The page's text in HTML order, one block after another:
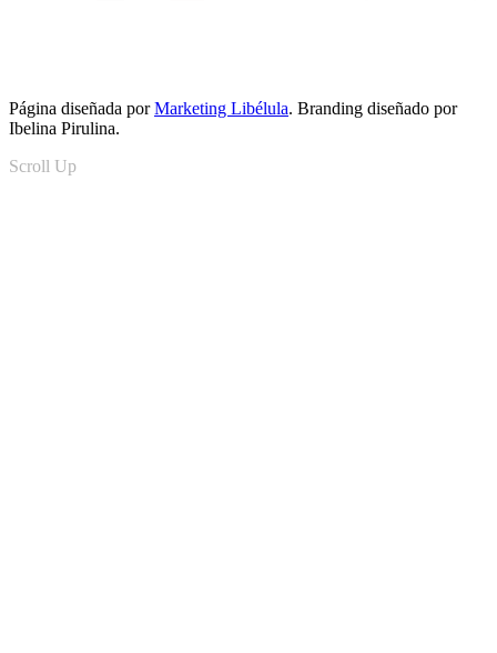
Página diseñada porMarketing Libélula. Branding diseñado por
Ibelina Pirulina.
Scroll Up